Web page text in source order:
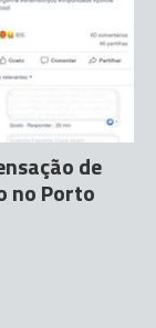
de
no Porto